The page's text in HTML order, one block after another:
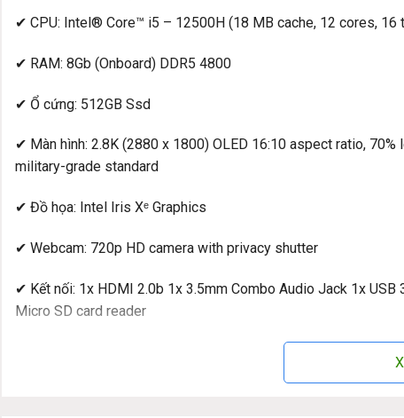
✔ CPU: Intel® Core™ i5 – 12500H (18 MB cache, 12 cores, 16
✔ RAM: 8Gb (Onboard) DDR5 4800
✔ Ổ cứng: 512GB Ssd
✔ Màn hình: 2.8K (2880 x 1800) OLED 16:10 aspect ratio,
military-grade standard
✔ Đồ họa: Intel Iris Xᵉ Graphics
✔ Webcam: 720p HD camera with privacy shutter
✔ Kết nối: 1x HDMI 2.0b 1x 3.5mm Combo Audio Jack 1x
Micro SD card reader